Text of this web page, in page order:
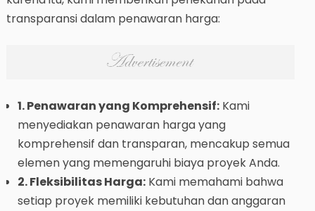
transparansi dalam penawaran harga:
1. Penawaran yang Komprehensif:Kami
menyediakan penawaran harga yang
komprehensif dan transparan, mencakup semua
elemen yang memengaruhi biaya proyek Anda.
2. Fleksibilitas Harga:Kami memahami bahwa
setiap proyek memiliki kebutuhan dan anggaran